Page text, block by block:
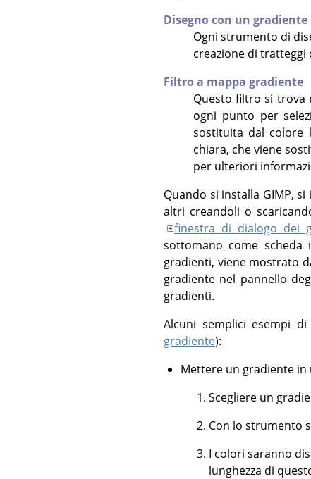
Disegno con un gradiente
Ogni strumento di
creazione di tratteggi
Filtro a mappa gradiente
Questo filtro si trova
ogni punto per
sostituita dal colore
chiara, che viene
per ulteriori
Quando si installa GIMP, si
altri creandoli o
finestra di dialogo dei
sottomano come scheda
gradienti, viene mostrato
gradiente nel pannello
gradienti.
Alcuni semplici esempi
gradiente):
Mettere un gradiente in
Scegliere un
Con lo strumento
I colori saranno
lunghezza di